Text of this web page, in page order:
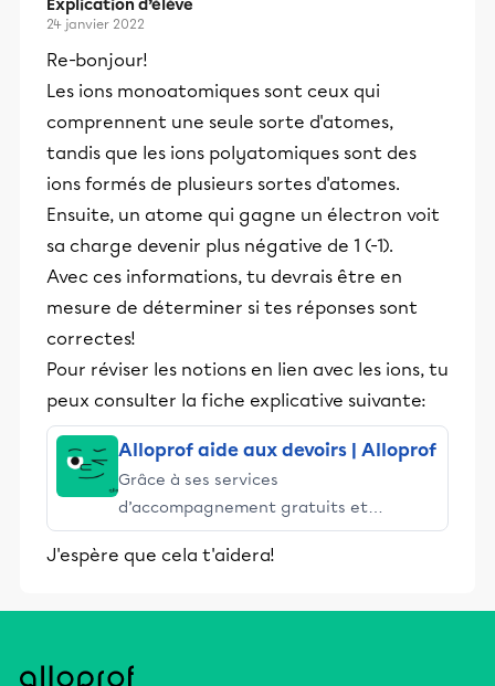
Explication d’élève
24 janvier 2022
Re-bonjour!
Les ions monoatomiques sont ceux qui
comprennent une seule sorte d'atomes,
tandis que les ions polyatomiques sont des
ions formés de plusieurs sortes d'atomes.
Ensuite, un atome qui gagne un électron voit
sa charge devenir plus négative de 1 (-1).
Avec ces informations, tu devrais être en
mesure de déterminer si tes réponses sont
correctes!
Pour réviser les notions en lien avec les ions, tu
peux consulter la fiche explicative suivante:
Alloprof aide aux devoirs | Alloprof
Grâce à ses services
d’accompagnement gratuits et
stimulants, Alloprof engage les élèves
et leurs parents dans la réussite
J'espère que cela t'aidera!